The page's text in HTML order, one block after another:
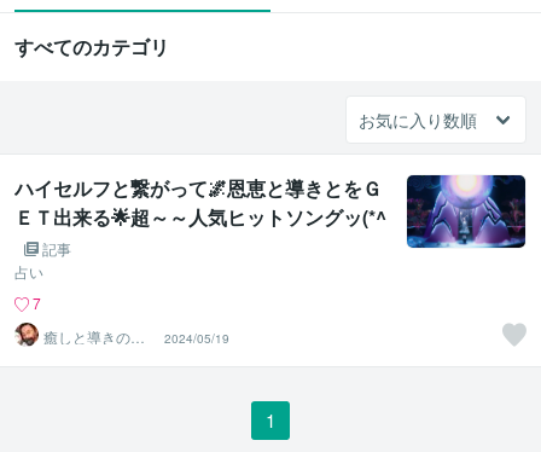
すべてのカテゴリ
ハイセルフと繋がって🌌恩恵と導きとをＧ
ＥＴ出来る🌟超～～人気ヒットソングッ(*^
-ﾟ)v🎶
記事
占い
7
癒しと導きのリ
シ✨チャンネル
2024/05/19
1